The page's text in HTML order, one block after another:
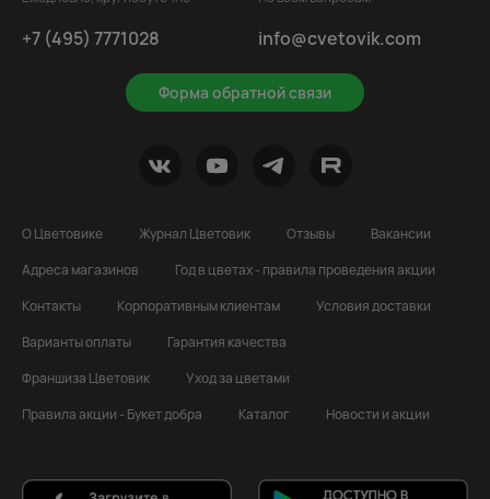
+7 (495) 7771028
Форма обратной связи
info@cvetovik.com
О Цветовике Журнал Цветовик Отзывы
Вакансии
Адреса магазинов
Год в цветах - правила проведения акции
Контакты
Корпоративным клиентам
Условия доставки
Варианты оплаты
Гарантия качества
Франшиза Цветовик
Уход за цветами
Правила акции - Букет добра
Каталог Новости и акции